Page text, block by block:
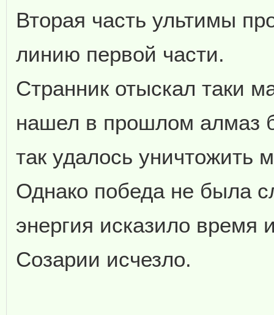
Вторая часть ультимы
линию первой части.
Странник отыскал таки
нашел в прошлом алмаз
так удалось уничтожить
Однако победа не была
энергия исказило время
Созарии исчезло.